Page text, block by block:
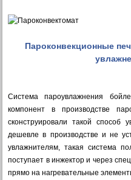
Пароконвекционные
Система пароувлажнения
компонент в производстве
сконструировали такой
дешевле в производстве и не
увлажнителям, такая система
поступает в инжектор и через
прямо на нагревательные